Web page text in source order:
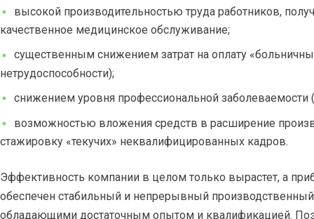
высокой производительностью труда работников,
качественное медицинское обслуживание;
существенным снижением затрат на оплату
нетрудоспособности);
снижением уровня профессиональной заболеваемости
возможностью вложения средств в расширение
стажировку «текучих» неквалифицированных кадров.
Эффективность компании в целом только вырастет, а
обеспечен стабильный и непрерывный
обладающими достаточным опытом и квалификацией.